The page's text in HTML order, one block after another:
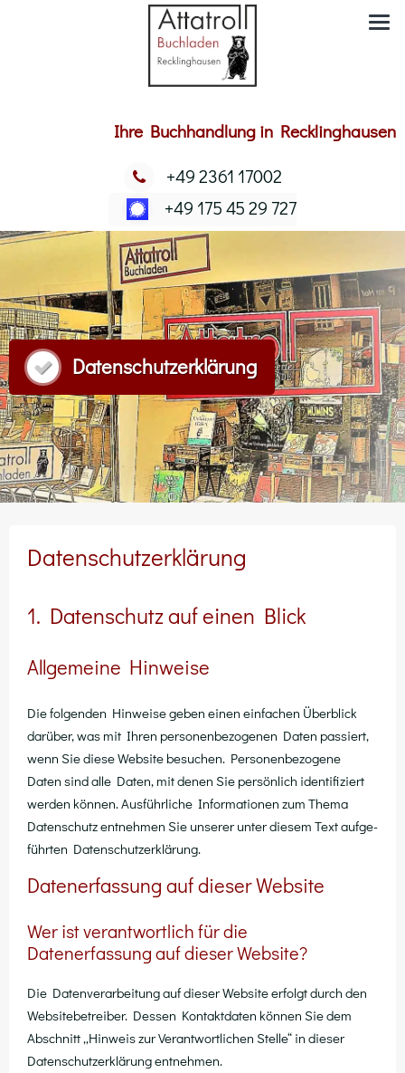
Ihre Buchhandlung in Recklinghausen
+49 2361 17002
+49 175 45 29 727
Datenschutzerklärung
Datenschutz­erklärung
1. Datenschutz auf einen Blick
Allgemeine Hinweise
Die fol­gen­den Hin­wei­se geben einen ein­fa­chen Über­blick
dar­über, was mit Ihren per­so­nen­be­zo­ge­nen Daten pas­siert,
wenn Sie die­se Web­site besu­chen. Per­so­nen­be­zo­ge­ne
Daten sind alle Daten, mit denen Sie per­sön­lich iden­ti­fi­ziert
wer­den kön­nen. Aus­führ­li­che Infor­ma­tio­nen zum The­ma
Daten­schutz ent­neh­men Sie unse­rer unter die­sem Text auf­ge­
führ­ten Datenschutzerklärung.
Datenerfassung auf dieser Website
Wer ist verantwortlich für die
Datenerfassung auf dieser Website?
Die Daten­ver­ar­bei­tung auf die­ser Web­site erfolgt durch den
Web­site­be­trei­ber. Des­sen Kon­takt­da­ten kön­nen Sie dem
Abschnitt „Hin­weis zur Ver­ant­wort­li­chen Stel­le“ in die­ser
Daten­schutz­er­klä­rung entnehmen.